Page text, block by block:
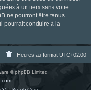
à un tiers sans votre
ne pourront être tenus
pourrait conduire à la
Heures au format UTC+02:00
© phpBB Limited